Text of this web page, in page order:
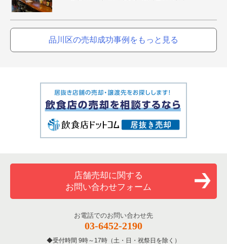
品川区の売却成功事例をもっと見る
店舗売却に関する
お問い合わせフォーム
お電話でのお問い合わせ先
03-6452-2190
受付時間 9時～17時（土・日・祝祭日を除く）